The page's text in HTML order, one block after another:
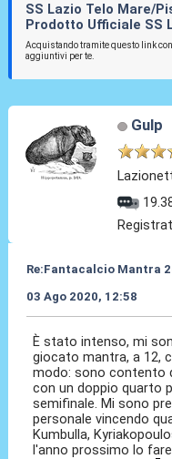
SS Lazio Telo Mare/
Prodotto Ufficiale SS
Acquistando tramite questo link
aggiuntivi per te.
Gulp
Re:Fantacalcio Mantra
03 Ago 2020, 12:58
È stato intenso, mi
giocato mantra, a 12,
modo: sono contento
con un doppio quarto
semifinale. Mi sono
personale vincendo
Kumbulla,
l'anno prossimo lo